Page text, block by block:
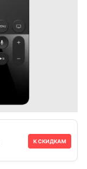
К СКИДКАМ